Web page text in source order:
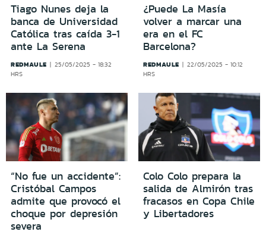
Tiago Nunes deja la
banca de Universidad
Católica tras caída 3-1
ante La Serena
REDMAULE
25/05/2025 - 18:32
HRS
¿Puede La Masía
volver a marcar una
era en el FC
Barcelona?
REDMAULE
22/05/2025 - 10:12
HRS
“No fue un accidente”:
Cristóbal Campos
admite que provocó el
choque por depresión
severa
Colo Colo prepara la
salida de Almirón tras
fracasos en Copa Chile
y Libertadores